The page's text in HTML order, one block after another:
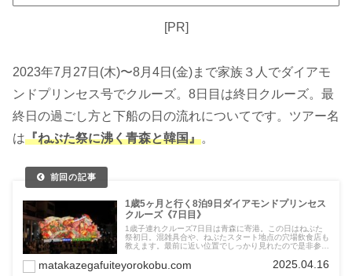
[PR]
2023年7月27日(木)〜8月4日(金)まで家族３人でダイアモ
ンドプリンセス号でクルーズ。8日目は終日クルーズ。最
終日の過ごし方と下船の日の流れについてです。ツアー名
は『ねぶた祭に沸く青森と韓国』。
1歳5ヶ月と行く8泊9日ダイアモンドプリンセス
クルーズ《7日目》
1歳子連れクルーズ7日目は青森に寄港。この日はねぶた
祭初日。混雑具合や、ねぶたスタート地点の穴場飲食店も
教えます。最前に近い位置でしっかり見れたので是非参考
べられるアウガ新鮮市場についても紹介。
matakazegafuiteyorokobu.com 2025.04.16